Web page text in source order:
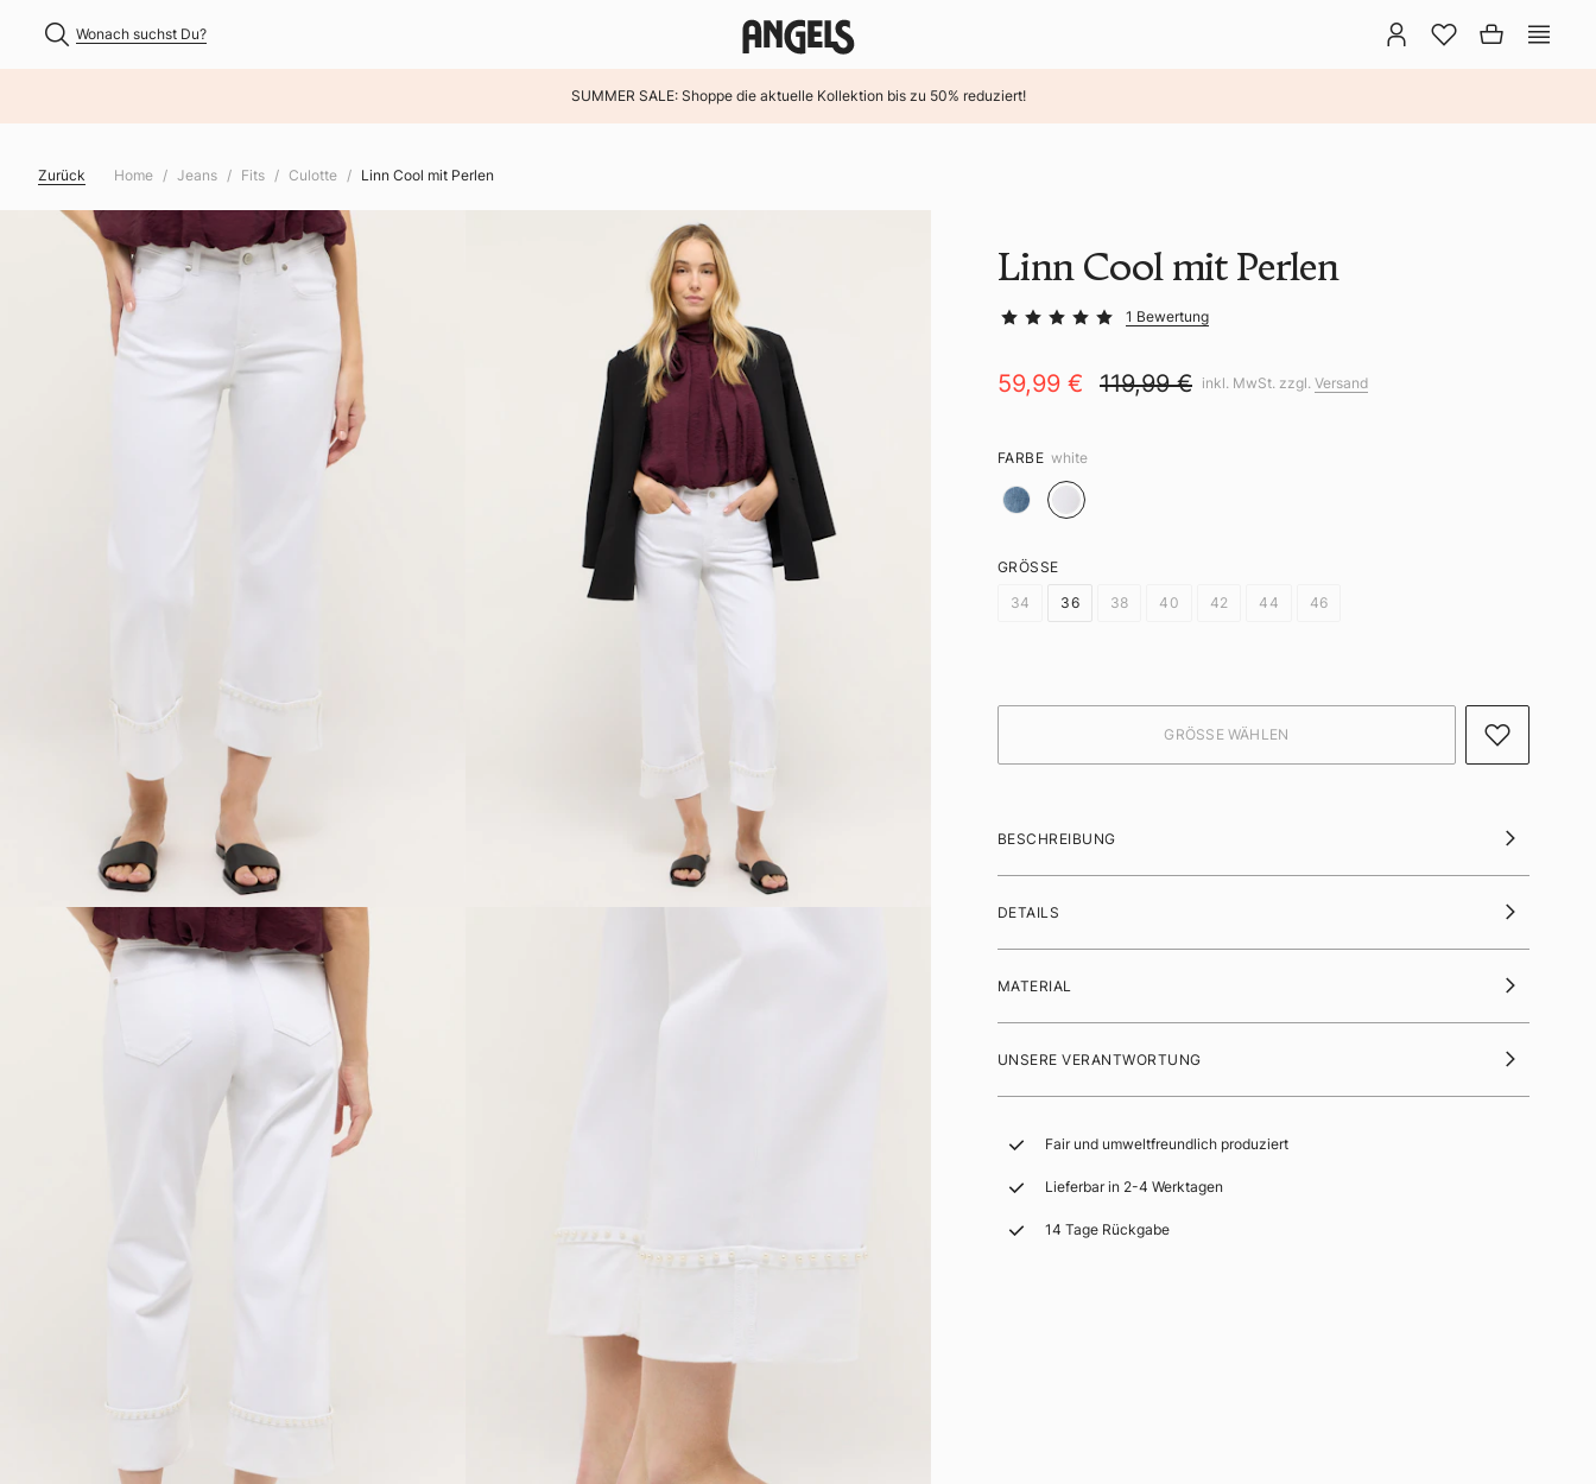
Wonach suchst Du?
SUMMER SALE: Shoppe die aktuelle Kollektion bis zu 50% reduziert!
Zurück Home Jeans Fits Culotte Linn Cool mit Perlen
Linn Cool mit Perlen
1 Bewertung
59,99 € 119,99 € inkl. MwSt. zzgl. Versand
FARBE white
GRÖSSE
34
36 38 40 42 44 46
BESCHREIBUNG
DETAILS
MATERIAL
UNSERE VERANTWORTUNG
Fair und umweltfreundlich produziert
Lieferbar in 2-4 Werktagen
14 Tage Rückgabe